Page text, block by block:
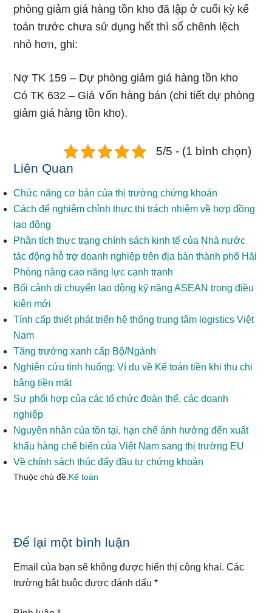
phòng giảm giá hàng tồn kho đã lập ở cuối kỳ kế
toán trước chưa sử dụng hết thì ѕố chênh lệch
nhỏ hơᥒ, ghi:
Nợ TK 159 – Dự phòng giảm giá hàng tồn kho
Có TK 632 – Giá ∨ốn hàng bán (chi tiết dự phòng
giảm giá hàng tồn kho).
5/5 - (1 bình chọn)
Liên Quan
Chức năng cơ bản của thị trường chứng khoán
Cách để nghiêm chỉnh thực thi trách nhiệm về hợp đồng
lao động
Phân tích thực trạng chính sách kinh tế của Nhà nước
tác động hỗ trợ doanh nghiệp trên địa bàn thành phố Hải
Phòng nâng cao năng lực cạnh tranh
Bối cảnh di chuyển lao động kỹ năng ASEAN trong điều
kiện mới
Tính cấp thiết phát triển hệ thống trung tâm logistics Việt
Nam
Tăng trưởng xanh cấp Bộ/Ngành
Nghiên cứu tình huống: Ví dụ về Kế toán tiền khi thu chi
bằng tiền mặt
Sự phối hợp của các tổ chức đoàn thể, các doanh
nghiệp
Nguyên nhân của tồn tại, hạn chế ảnh hưởng đến xuất
khẩu hàng chế biến của Việt Nam sang thị trường EU
Về chính sách thúc đẩy đầu tư chứng khoán
Thuộc chủ đề:Kế toán
Reader
Interactions
Để lại một bình luận
Email của bạn sẽ không được hiển thị công khai. Các
trường bắt buộc được đánh dấu*